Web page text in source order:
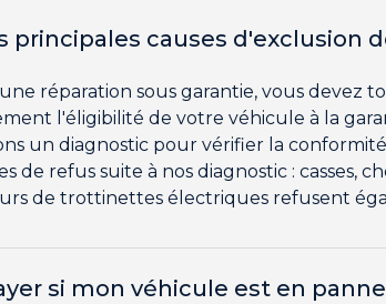
principales causes d'exclusion
réparation sous garantie, vous devez
l'éligibilité de votre véhicule à la
un diagnostic pour vérifier la
de refus suite à nos diagnostic : casses,
de trottinettes électriques refusent
si mon véhicule est en